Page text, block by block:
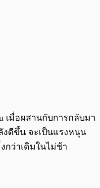
เมื่อผสานกับการกลับมา
ดีขึ้น จะเป็นแรงหนุน
กว่าเดิมในไม่ช้า